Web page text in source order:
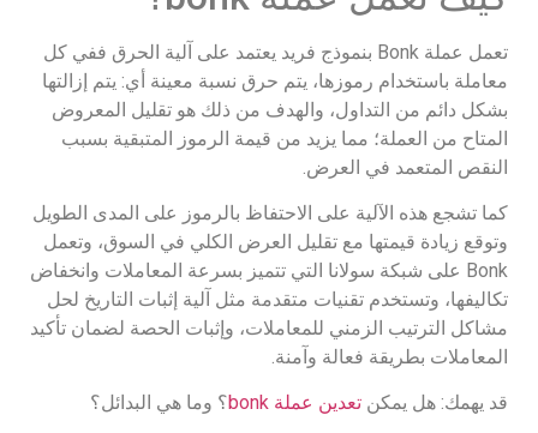
تعمل عملة Bonk بنموذج فريد يعتمد على آلية الحرق ففي كل
معاملة باستخدام رموزها، يتم حرق نسبة معينة أي: يتم إزالتها
بشكل دائم من التداول، والهدف من ذلك هو تقليل المعروض
المتاح من العملة؛ مما يزيد من قيمة الرموز المتبقية بسبب
النقص المتعمد في العرض.
كما تشجع هذه الآلية على الاحتفاظ بالرموز على المدى الطويل
وتوقع زيادة قيمتها مع تقليل العرض الكلي في السوق، وتعمل
Bonk على شبكة سولانا التي تتميز بسرعة المعاملات وانخفاض
تكاليفها، وتستخدم تقنيات متقدمة مثل آلية إثبات التاريخ لحل
مشاكل الترتيب الزمني للمعاملات، وإثبات الحصة لضمان تأكيد
المعاملات بطريقة فعالة وآمنة.
قد يهمك: هل يمكن تعدين عملة bonk ؟ وما هي البدائل؟